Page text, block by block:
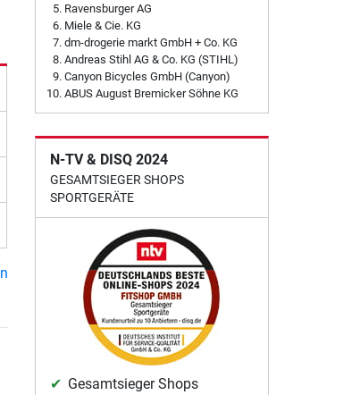
Ravensburger AG
Miele & Cie. KG
dm-drogerie markt GmbH + Co. KG
Andreas Stihl AG & Co. KG (STIHL)
Canyon Bicycles GmbH (Canyon)
ABUS August Bremicker Söhne KG
N-TV & DISQ 2024
GESAMTSIEGER SHOPS
SPORTGERÄTE
Gesamtsieger Shops